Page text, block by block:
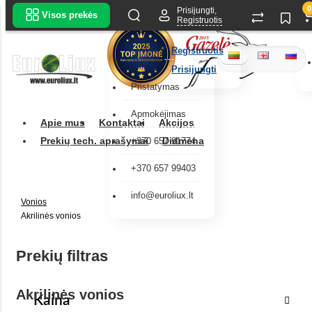
Pristatymas
Apmokėjimas
+370 657 91774
+370 657 99403
info@euroliux.lt
Apie mus Kontaktai
Akcijos
Prekių tech. aprašymai
Didmena
Visos prekės
Prisijungti,
Registruotis
Registruotis
Prisijungti
0
Vonios
Akrilinės vonios
Prekių filtras
Kaina
Akrilinės vonios